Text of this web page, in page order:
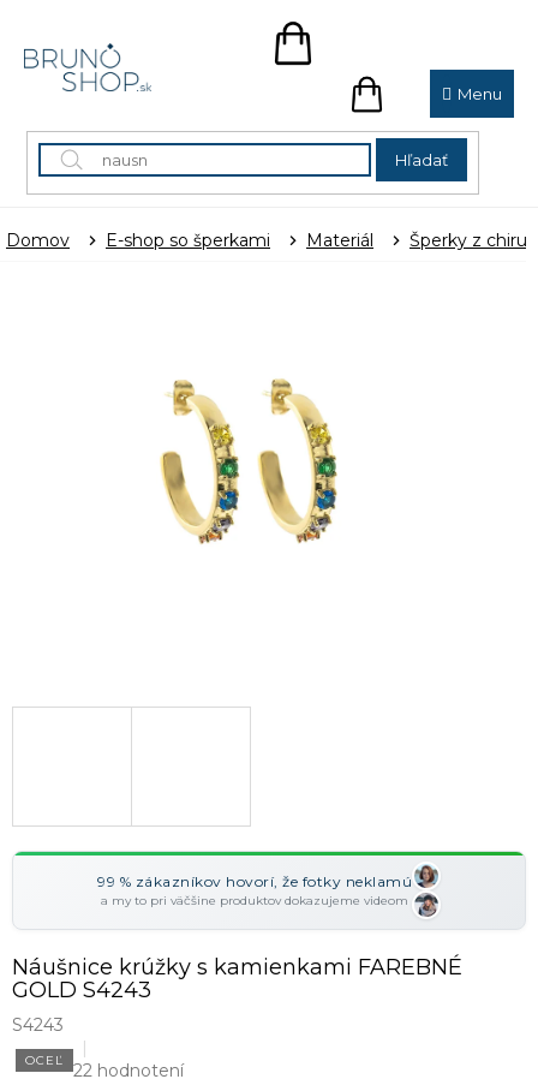
obsah
Hľadať
NÁKUPNÝ
NÁKUPNÝ
KOŠÍK
Domov E-shop so šperkami Materiál Šperky z
99 % zákazníkov hovorí, že fotky neklamú
a my to pri väčšine produktov dokazujeme videom
Náušnice krúžky s kamienkami FAREBNÉ
GOLD S4243
S4243
OCEĽ 22 hodnotení